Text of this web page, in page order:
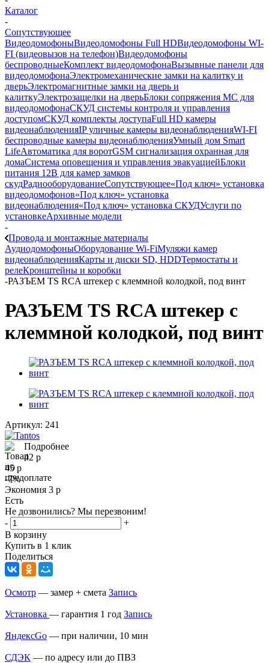
Каталог
-
Сопутствующее
ВидеодомофоныВидеодомофоны Full HDВидеодомофоны WI-
FI (видеовызов на телефон)Видеодомофоны
беспроводныеКомплект видеодомофонаВызывные панели для
видеодомофонаЭлектромеханические замки на калитку и
дверьЭлектромагнитные замки на дверь и
калиткуЭлектрозащелки на дверьБлоки сопряжения МС для
видеодомофонаСКУД системы контроля и управления
доступомСКУД комплекты доступаFull HD камеры
видеонаблюденияIP уличные камеры видеонаблюденияWI-FI
беспроводные камеры видеонаблюденияУмный дом Smart
LifeАвтоматика для воротGSM сигнализация охранная для
домаCистема оповещения и управления эвакуациейБлоки
питания 12В для камер замков
скудРадиооборудованиеСопутствующее«Под ключ» установка
видеодомофонов«Под ключ» установка
видеонаблюдения«Под ключ» установка СКУДУслуги по
установкеАрхивные модели
-
Провода и монтажные материалы
АудиодомофоныОборудование Wi-FiМуляжи камер
видеонаблюденияКарты и диски SD, HDDТермостаты и
релеКронштейны и коробки
-РАЗЪЕМ TS RCA штекер с клеммной колодкой, под винт
РАЗЪЕМ TS RCA штекер с
клеммной колодкой, под винт
Артикул: 241
Подробнее
42 р
45р
-7%
Экономия 3 р
Есть
Не дозвонились? Мы перезвоним!
-
+
В корзину
Купить в 1 клик
Поделиться
Осмотр — замер + смета Запись
Установка — гарантия 1 год Запись
ЯндексGo — при наличии, 10 мин
СДЭК — по адресу или до ПВЗ